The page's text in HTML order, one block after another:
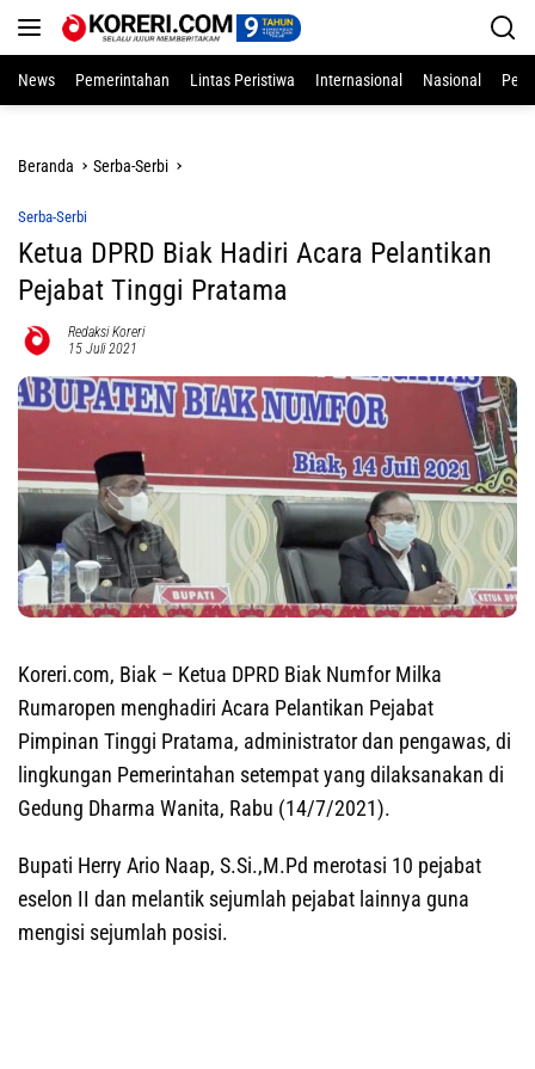
News
Pemerintahan Lintas Peristiwa Internasional Nasional
Beranda Serba-Serbi
Serba-Serbi
Ketua DPRD Biak Hadiri Acara Pelantikan
Pejabat Tinggi Pratama
Redaksi Koreri
15 Juli 2021
Koreri.com, Biak – Ketua DPRD Biak Numfor Milka
Rumaropen menghadiri Acara Pelantikan Pejabat
Pimpinan Tinggi Pratama, administrator dan pengawas, di
lingkungan Pemerintahan setempat yang dilaksanakan di
Gedung Dharma Wanita, Rabu (14/7/2021).
Bupati Herry Ario Naap, S.Si.,M.Pd merotasi 10 pejabat
eselon II dan melantik sejumlah pejabat lainnya guna
mengisi sejumlah posisi.